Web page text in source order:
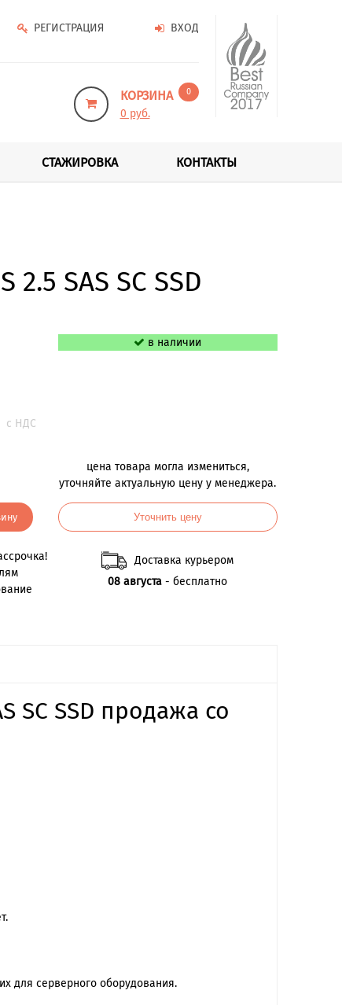
ВХОД
РЕГИСТРАЦИЯ
КОРЗИНА 0
0 руб.
СТАЖИРОВКА КОНТАКТЫ
2.5 SAS SC SSD
с НДС
в наличии
цена товара могла измениться,
уточняйте актуальную цену у менеджера.
Уточнить цену
Доставка курьером
08 августа - бесплатно
SC SSD продажа со
для серверного оборудования.